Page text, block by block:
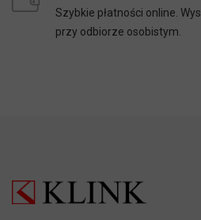
Szybkie płatności online.
przy odbiorze osobistym.